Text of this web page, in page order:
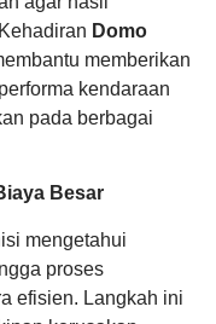
Domo
memberikan
kendaraan
pada berbagai
Besar
mengetahui
proses
efisien. Langkah ini